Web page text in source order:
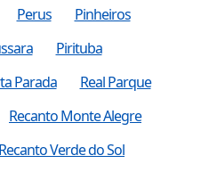
Perus
Pinheiros
Pirituba
Parada
Real Parque
Recanto Monte Alegre
Recanto Verde do Sol